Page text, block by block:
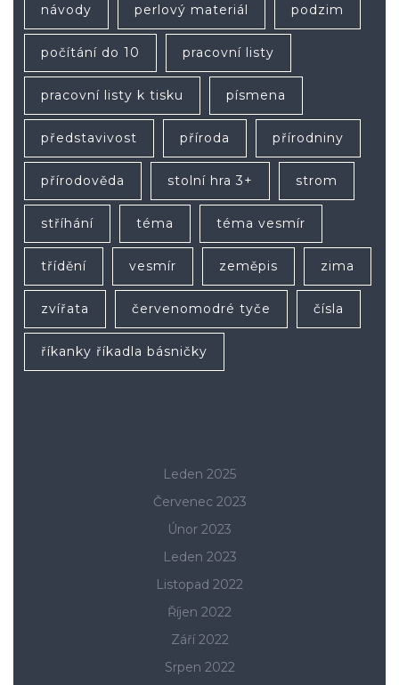
návody perlový materiál podzim
počítání do 10 pracovní listy
pracovní listy k tisku písmena
představivost příroda přírodniny
přírodověda stolní hra 3+ strom
stříhání téma téma vesmír
třídění vesmír zeměpis zima
zvířata červenomodré tyče čísla
říkanky říkadla básničky
Leden 2025
Červenec 2023
Únor 2023
Leden 2023
Listopad 2022
Říjen 2022
Září 2022
Srpen 2022